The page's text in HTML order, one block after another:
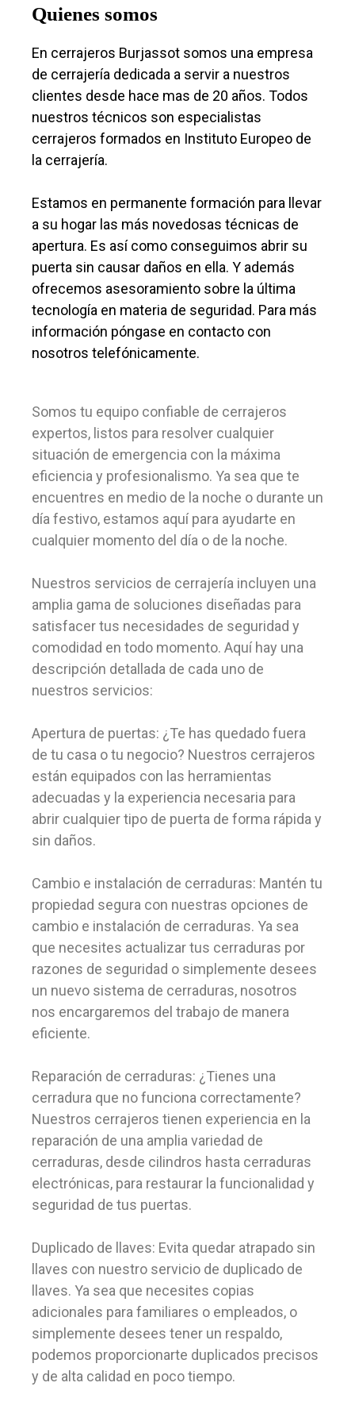
Quienes somos
En cerrajeros Burjassot somos una empresa
de cerrajería dedicada a servir a nuestros
clientes desde hace mas de 20 años. Todos
nuestros técnicos son especialistas
cerrajeros formados en Instituto Europeo de
la cerrajería.
Estamos en permanente formación para llevar
a su hogar las más novedosas técnicas de
apertura. Es así como conseguimos abrir su
puerta sin causar daños en ella. Y además
ofrecemos asesoramiento sobre la última
tecnología en materia de seguridad. Para más
información póngase en contacto con
nosotros telefónicamente.
Somos tu equipo confiable de cerrajeros
expertos, listos para resolver cualquier
situación de emergencia con la máxima
eficiencia y profesionalismo. Ya sea que te
encuentres en medio de la noche o durante un
día festivo, estamos aquí para ayudarte en
cualquier momento del día o de la noche.
Nuestros servicios de cerrajería incluyen una
amplia gama de soluciones diseñadas para
satisfacer tus necesidades de seguridad y
comodidad en todo momento. Aquí hay una
descripción detallada de cada uno de
nuestros servicios:
Apertura de puertas: ¿Te has quedado fuera
de tu casa o tu negocio? Nuestros cerrajeros
están equipados con las herramientas
adecuadas y la experiencia necesaria para
abrir cualquier tipo de puerta de forma rápida y
sin daños.
Cambio e instalación de cerraduras: Mantén tu
propiedad segura con nuestras opciones de
cambio e instalación de cerraduras. Ya sea
que necesites actualizar tus cerraduras por
razones de seguridad o simplemente desees
un nuevo sistema de cerraduras, nosotros
nos encargaremos del trabajo de manera
eficiente.
Reparación de cerraduras: ¿Tienes una
cerradura que no funciona correctamente?
Nuestros cerrajeros tienen experiencia en la
reparación de una amplia variedad de
cerraduras, desde cilindros hasta cerraduras
electrónicas, para restaurar la funcionalidad y
seguridad de tus puertas.
Duplicado de llaves: Evita quedar atrapado sin
llaves con nuestro servicio de duplicado de
llaves. Ya sea que necesites copias
adicionales para familiares o empleados, o
simplemente desees tener un respaldo,
podemos proporcionarte duplicados precisos
y de alta calidad en poco tiempo.